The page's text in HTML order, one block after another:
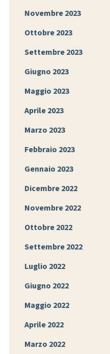
Novembre 2023
Ottobre 2023
Settembre 2023
Giugno 2023
Maggio 2023
Aprile 2023
Marzo 2023
Febbraio 2023
Gennaio 2023
Dicembre 2022
Novembre 2022
Ottobre 2022
Settembre 2022
Luglio 2022
Giugno 2022
Maggio 2022
Aprile 2022
Marzo 2022